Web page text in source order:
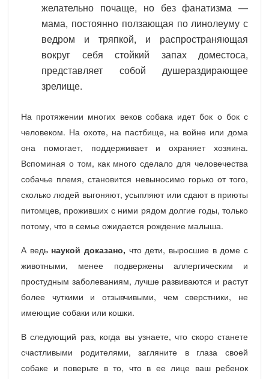
желательно почаще, но без фанатизма —
мама, постоянно ползающая по линолеуму с
ведром и тряпкой, и распространяющая
вокруг себя стойкий запах доместоса,
представляет собой душераздирающее
зрелище.
На протяжении многих веков собака идет бок о бок с
человеком. На охоте, на пастбище, на войне или дома
она помогает, поддерживает и охраняет хозяина.
Вспоминая о том, как много сделало для человечества
собачье племя, становится невыносимо горько от того,
сколько людей выгоняют, усыпляют или сдают в приюты
питомцев, проживших с ними рядом долгие годы, только
потому, что в семье ожидается рождение малыша.
А ведь наукой доказано, что дети, выросшие в доме с
животными, менее подвержены аллергическим и
простудным заболеваниям, лучше развиваются и растут
более чуткими и отзывчивыми, чем сверстники, не
имеющие собаки или кошки.
В следующий раз, когда вы узнаете, что скоро станете
счастливыми родителями, загляните в глаза своей
собаке и поверьте в то, что в ее лице ваш ребенок